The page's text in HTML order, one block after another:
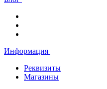
Информация
Реквизиты
Магазины